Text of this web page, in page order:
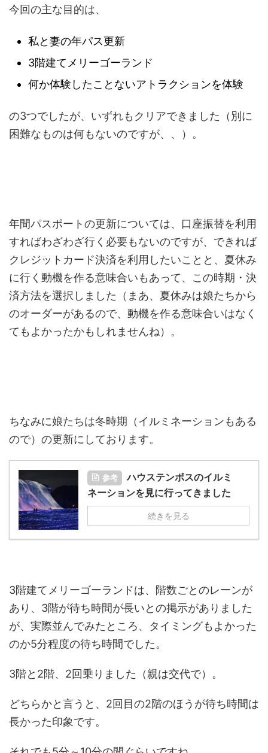
今回の主な目的は、
私と妻の年パス更新
3階建てメリーゴーランド
何か体験したことないアトラクションを体験
の3つでしたが、いずれもクリアできました（別に
困難なものは何もないのですが、、）。
年間パスポートの更新については、口座振替を利用
すればわざわざ行く必要もないのですが、できれば
クレジットカード決済を利用したいことと、夏休み
に行く動機を作る意味合いもあって、この時期・決
済方法を選択しました（まあ、夏休みは娘たちから
のオーダーがあるので、動機を作る意味合いはなく
てもよかったかもしれませんね）。
ちなみに娘たちは冬時期（イルミネーションもある
ので）の更新にしております。
参考
ハウステンボスのイルミ
ネーションを見に行ってきました
続きを見る
3階建てメリーゴーランドは、階数ごとのレーンが
あり、3階が待ち時間が長いとの掲示がありました
が、実際並んでみたところ、タイミングもよかった
のか5分程度の待ち時間でした。
3階と2階、2回乗りました（親は交代で）。
どちらかと言うと、2回目の2階のほうが待ち時間は
長かった印象です。